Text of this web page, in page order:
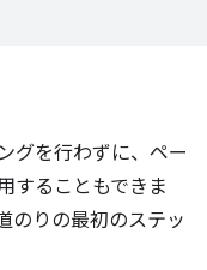
グを行わずに、ペー
することもできま
のりの最初のステッ